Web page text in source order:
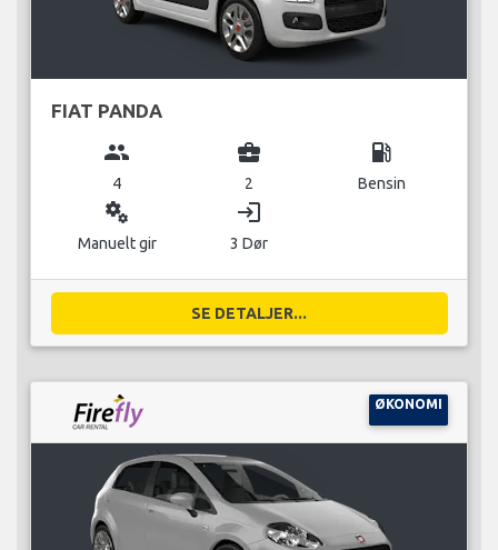
FIAT PANDA
group
4
business_center
2
local_gas_station
Bensin
miscellaneous_services
Manuelt gir
login
3 Dør
SE DETALJER...
ØKONOMI